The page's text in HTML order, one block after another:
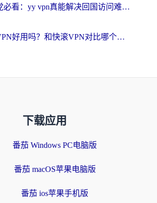
海外党必看：yy vpn真能解决回国访问难题？附云极initap测评+免费方案对比
穿梭VPN好用吗？和快滚VPN对比哪个回国效果更好？海外党选回国加速器必看指南
下载应用
番茄 Windows PC电脑版
番茄 macOS苹果电脑版
番茄 ios苹果手机版